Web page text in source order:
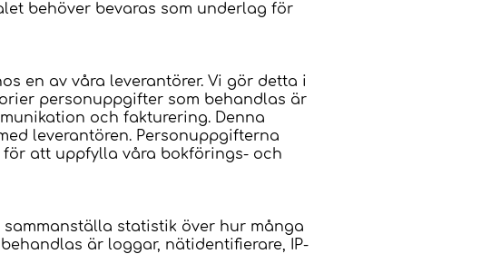
behöver bevaras som underlag för
en av våra leverantörer. Vi gör detta i
personuppgifter som behandlas är
och fakturering. Denna
leverantören. Personuppgifterna
att uppfylla våra bokförings- och
statistik över hur många
är loggar, nätidentifierare, IP-